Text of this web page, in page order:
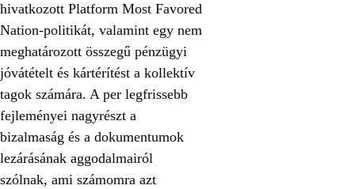
hivatkozott Platform Most Favored
Nation-politikát, valamint egy nem
meghatározott összegű pénzügyi
jóvátételt és kártérítést a kollektív
tagok számára. A per legfrissebb
fejleményei nagyrészt a
bizalmaság és a dokumentumok
lezárásának aggodalmairól
szólnak, ami számomra azt